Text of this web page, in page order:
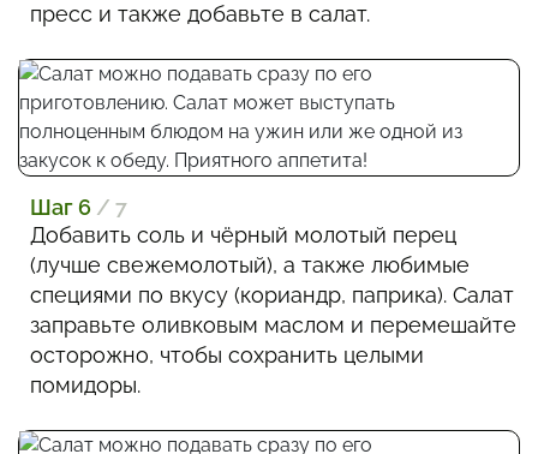
пресс и также добавьте в салат.
Шаг 6 / 7
Добавить соль и чёрный молотый перец
(лучше свежемолотый), а также любимые
специями по вкусу (кориандр, паприка). Салат
заправьте оливковым маслом и перемешайте
осторожно, чтобы сохранить целыми
помидоры.